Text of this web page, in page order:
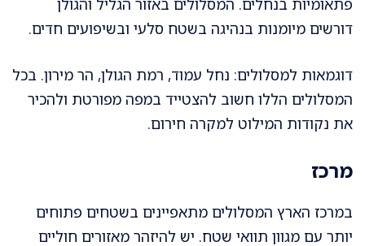
פתאומיות בנחלים. המסלולים באזור הגליל והגולן
דורשים מיומנות בנהיגה בשטח סלעי ובשיפועים חדים.
דוגמאות למסלולים: נחל עמוד, רמת הגולן, הר מירון. בכל
המסלולים הללו חשוב להצטייד במפה מפורטת ולהכיר
את נקודות המילוט למקרה חירום.
מרכז
במרכז הארץ המסלולים מתאפיינים בשטחים פתוחים
יותר עם מגוון תוואי שטח. יש להיזהר מאזורים חוליים